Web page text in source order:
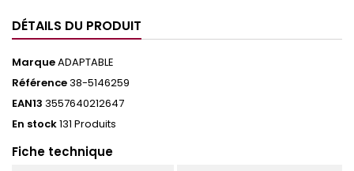
DÉTAILS DU PRODUIT
MarqueADAPTABLE
Référence38-5146259
EAN13 3557640212647
En stock131 Produits
Fiche technique